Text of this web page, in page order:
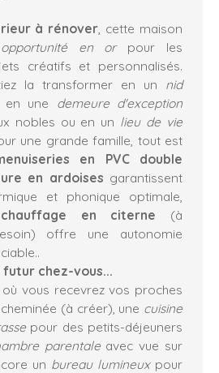
à rénover , cette maison
opportunité en orpour les
créatifs et personnalisés.
la transformer en un nid
une demeure d'exception
nobles ou en un lieu de vie
une grande famille, tout est
en PVC double
en ardoises garantissent
et phonique optimale,
chauffage en citerne (à
offre une autonomie
chez-vous...
vous recevrez vos proches
(à créer), une cuisine
pour des petits-déjeuners
parentaleavec vue sur
un bureau lumineuxpour